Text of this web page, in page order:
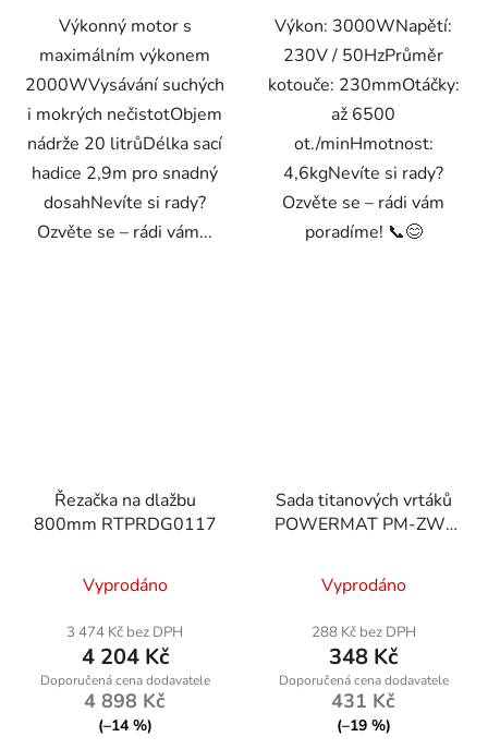
Výkonný motor s
maximálním výkonem
2000WVysávání suchých
i mokrých nečistotObjem
nádrže 20 litrůDélka sací
hadice 2,9m pro snadný
dosahNevíte si rady?
Ozvěte se – rádi vám...
Výkon: 3000WNapětí:
230V / 50HzPrůměr
kotouče: 230mmOtáčky:
až 6500
ot./minHmotnost:
4,6kgNevíte si rady?
Ozvěte se – rádi vám
poradíme! 📞😊
Řezačka na dlažbu
800mm RTPRDG0117
Vyprodáno
3 474 Kč bez DPH
4 204 Kč
4 898 Kč
(–14 %)
Sada titanových vrtáků
POWERMAT PM-ZW-
Vyprodáno
288 Kč bez DPH
348 Kč
431 Kč
(–19 %)